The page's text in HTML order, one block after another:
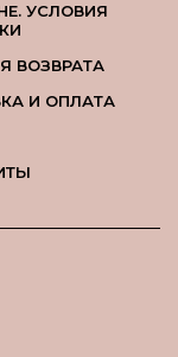
УСЛОВИЯ
ВОЗВРАТА
И ОПЛАТА